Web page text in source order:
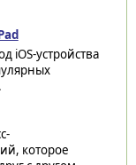
iOS-устройства
которое